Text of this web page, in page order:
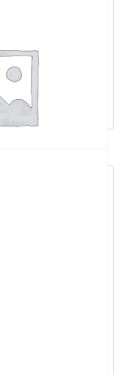
15,6″FHD/DOS –
478,75